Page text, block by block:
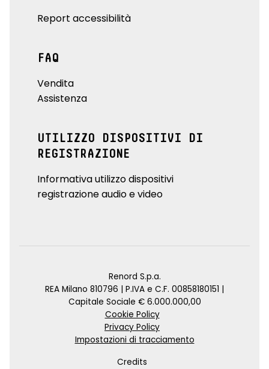
Report accessibilità
FAQ
Vendita
Assistenza
UTILIZZO DISPOSITIVI DI
REGISTRAZIONE
Informativa utilizzo dispositivi
registrazione audio e video
Renord S.p.a.
REA Milano 810796 | P.IVA e C.F. 00858180151 |
Capitale Sociale € 6.000.000,00
Cookie Policy
Privacy Policy
Impostazioni di tracciamento
Credits